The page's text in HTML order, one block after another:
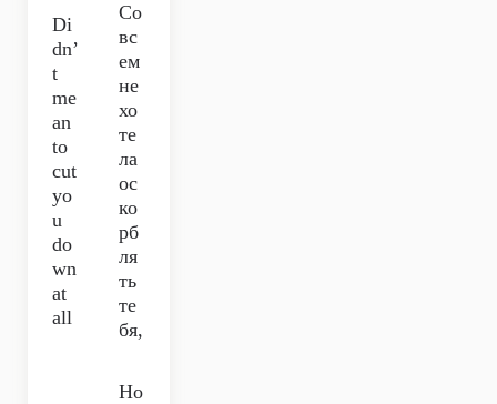
Di
dn’
t
me
an
to
cut
yo
u
do
wn
at
all
Со
вс
ем
не
хо
те
ла
ос
ко
рб
ля
ть
те
бя,
Но